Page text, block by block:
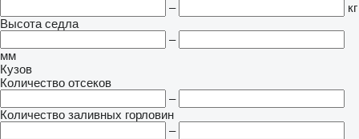
–
кг
Высота седла
–
мм
Кузов
Количество отсеков
–
Количество заливных горловин
–